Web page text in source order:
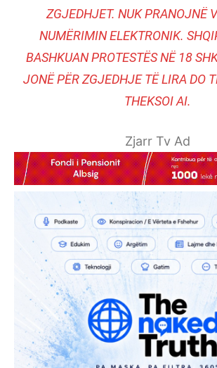
ZGJEDHJET. NUK PRANOJNË
NUMËRIMIN ELEKTRONIK.
BASHKUAN PROTESTËS NË 18
JONË PËR ZGJEDHJE TË LIRA DO
THEKSOI AI.
Zjarr Tv Ad